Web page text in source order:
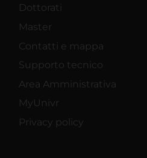
Dottorati
Master
Contatti e mappa
Supporto tecnico
Area Amministrativa
MyUnivr
Privacy policy